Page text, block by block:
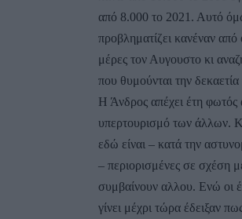
από 8.000 το 2021. Αυτό
προβληματίζει κανέναν από
μέρες τον Αυγουστο κι
που θυμούνται την
Η Άνδρος απέχει έτη φωτός
υπερτουρισμό των άλλων.
εδώ είναι – κατά την
– περιορισμένες σε σχέση
συμβαίνουν αλλου. Ενώ οι
γίνει μέχρι τώρα έδειξαν